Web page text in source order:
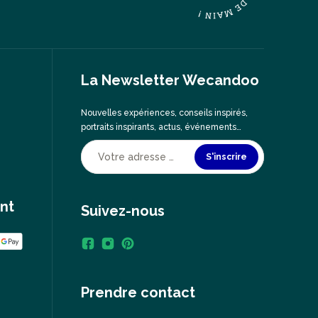
La Newsletter Wecandoo
Nouvelles expériences, conseils inspirés,
portraits inspirants, actus, événements…
S'inscrire
Suivez-nous
Prendre contact